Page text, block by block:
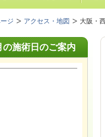
ジ アクセス・地図 大阪・
の施術日のご案内